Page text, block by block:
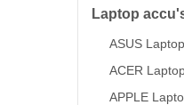
Laptop
ASUS
ACER
APPLE